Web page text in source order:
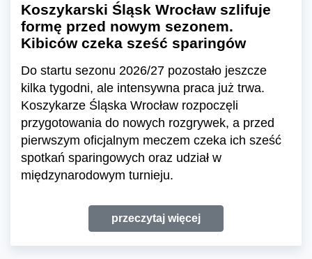
Koszykarski Śląsk Wrocław szlifuje
formę przed nowym sezonem.
Kibiców czeka sześć sparingów
Do startu sezonu 2026/27 pozostało jeszcze
kilka tygodni, ale intensywna praca już trwa.
Koszykarze Śląska Wrocław rozpoczęli
przygotowania do nowych rozgrywek, a przed
pierwszym oficjalnym meczem czeka ich sześć
spotkań sparingowych oraz udział w
międzynarodowym turnieju.
przeczytaj więcej